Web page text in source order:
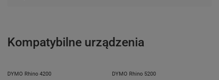
Kompatybilne urządzenia
DYMO Rhino 4200 DYMO Rhino 5200